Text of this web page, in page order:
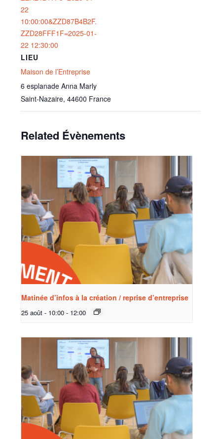
22
10:00:00&ZZD87B4B2F.
ZZD28FFF1F=2025-01-
22 12:30:00
LIEU
Maison de l’Entreprise
6 esplanade Anna Marly
Saint-Nazaire, 44600 France
Related Évènements
Matinée d’infos à la création / reprise d’entreprise
25 août - 10:00 - 12:00